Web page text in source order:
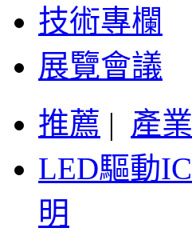
技術專欄
展覽會議
推薦 | 產業
LED驅動IC
明